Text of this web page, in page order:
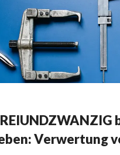
Verwertung